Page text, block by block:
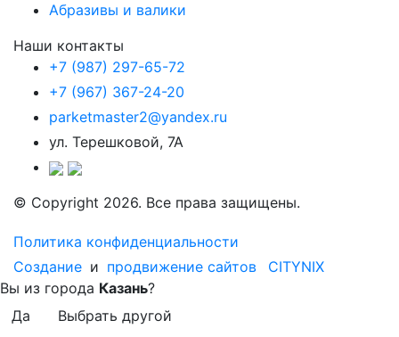
Абразивы и валики
Наши контакты
+7 (987) 297-65-72
+7 (967) 367-24-20
parketmaster2@yandex.ru
ул. Терешковой, 7А
© Copyright 2026. Все права защищены.
Политика конфиденциальности
Создание и продвижение сайтов
CITYNIX
Вы из города Казань?
Да
Выбрать другой